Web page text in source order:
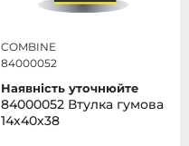
COMBINE
84000052
Наявність уточнюйте
84000052 Втулка гумова
14х40х38